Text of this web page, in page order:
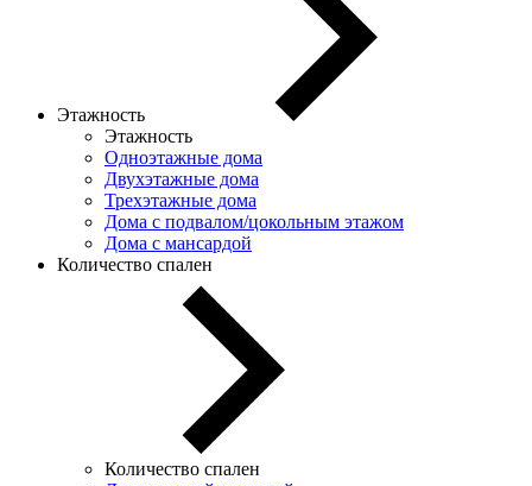
Этажность
Этажность
Одноэтажные дома
Двухэтажные дома
Трехэтажные дома
Дома с подвалом/цокольным этажом
Дома с мансардой
Количество спален
Количество спален